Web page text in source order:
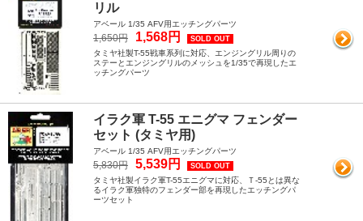
リル
アベール 1/35 AFV用エッチングパーツ
1,650円 1,568円 SOLD OUT
タミヤ社製T-55戦車系列に対応、エンジングリル周りの
ステーとエンジングリルのメッシュを1/35で再現したエ
ッチングパーツ
イラク軍 T-55 エニグマ フェンダー
セット (タミヤ用)
アベール 1/35 AFV用エッチングパーツ
5,830円 5,539円 SOLD OUT
タミヤ社製イラク軍T-55エニグマに対応、Ｔ-55とは異な
るイラク軍独特のフェンダー部を再現したエッチングパ
ーツセット